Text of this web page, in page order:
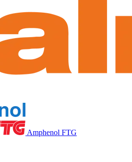
Amphenol FTG